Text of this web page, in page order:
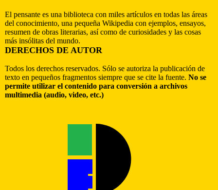
El pensante es una biblioteca con miles artículos en todas las áreas
del conocimiento, una pequeña Wikipedia con ejemplos, ensayos,
resumen de obras literarias, así como de curiosidades y las cosas
más insólitas del mundo.
DERECHOS DE AUTOR
Todos los derechos reservados. Sólo se autoriza la publicación de
texto en pequeños fragmentos siempre que se cite la fuente. No se
permite utilizar el contenido para conversión a archivos
multimedia (audio, video, etc.)